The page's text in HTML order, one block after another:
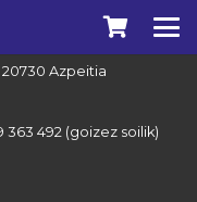
20730 Azpeitia
363 492 (goizez soilik)